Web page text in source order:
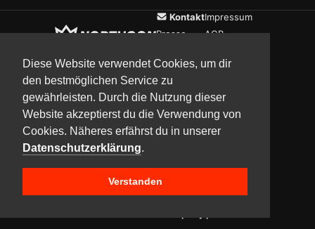
Diese Website verwendet Cookies, um dir
den bestmöglichen Service zu
gewährleisten. Durch die Nutzung dieser
Website akzeptierst du die Verwendung von
Cookies. Näheres erfährst du in unserer
Datenschutzerklärung.
Verstanden
Kontakt
Presse
Impressum
AGB
UpdatesCommunityMedia